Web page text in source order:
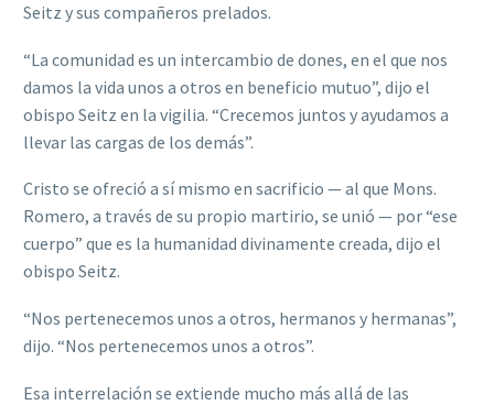
Seitz y sus compañeros prelados.
“La comunidad es un intercambio de dones, en el que nos
damos la vida unos a otros en beneficio mutuo”, dijo el
obispo Seitz en la vigilia. “Crecemos juntos y ayudamos a
llevar las cargas de los demás”.
Cristo se ofreció a sí mismo en sacrificio — al que Mons.
Romero, a través de su propio martirio, se unió — por “ese
cuerpo” que es la humanidad divinamente creada, dijo el
obispo Seitz.
“Nos pertenecemos unos a otros, hermanos y hermanas”,
dijo. “Nos pertenecemos unos a otros”.
Esa interrelación se extiende mucho más allá de las